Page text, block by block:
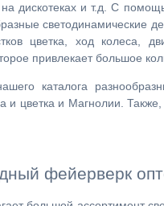
дискотеках и т.д. С
светодинамические
цветка, ход колеса,
привлекает большое
каталога
и цветка и Магнолии.
фейерверк